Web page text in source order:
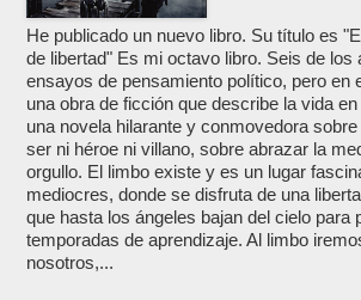
He publicado un nuevo libro. Su título es
de libertad" Es mi octavo libro. Seis de los
ensayos de pensamiento político, pero en
una obra de ficción que describe la vida
una novela hilarante y conmovedora
ser ni héroe ni villano, sobre abrazar la
orgullo. El limbo existe y es un lugar
mediocres, donde se disfruta de una
que hasta los ángeles bajan del cielo para
temporadas de aprendizaje. Al limbo
nosotros,...